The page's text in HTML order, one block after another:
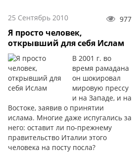
25 Сентябрь 2010 977
Я просто человек,
открывший для себя Ислам
В 2001 г. во
время рамадана
он шокировал
мировую прессу
и на Западе, и на
Востоке, заявив о принятии
ислама. Многие даже испугались за
него: оставит ли по-прежнему
правительство Италии этого
человека на посту посла?